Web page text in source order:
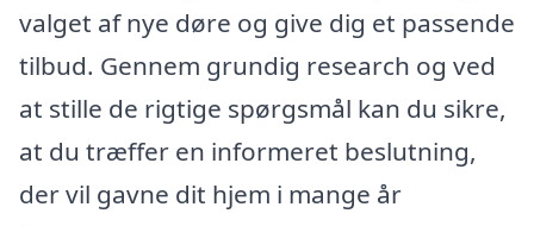
valget af nye døre og give dig et passende
tilbud. Gennem grundig research og ved
at stille de rigtige spørgsmål kan du sikre,
at du træffer en informeret beslutning,
der vil gavne dit hjem i mange år